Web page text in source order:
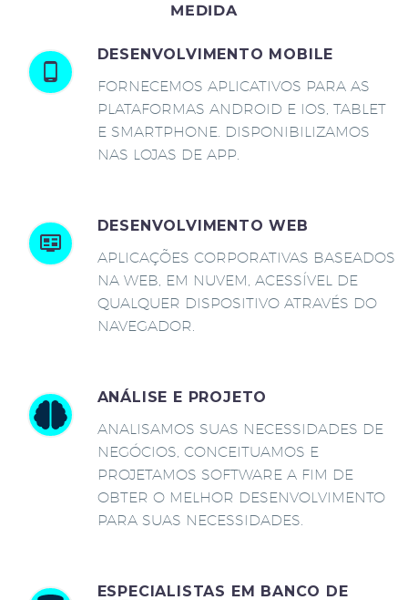
MEDIDA
DESENVOLVIMENTO MOBILE
FORNECEMOS APLICATIVOS PARA AS
PLATAFORMAS ANDROID E IOS, TABLET
E SMARTPHONE. DISPONIBILIZAMOS
NAS LOJAS DE APP.
DESENVOLVIMENTO WEB
APLICAÇÕES CORPORATIVAS BASEADOS
NA WEB, EM NUVEM, ACESSÍVEL DE
QUALQUER DISPOSITIVO ATRAVÉS DO
NAVEGADOR.
ANÁLISE E PROJETO
ANALISAMOS SUAS NECESSIDADES DE
NEGÓCIOS, CONCEITUAMOS E
PROJETAMOS SOFTWARE A FIM DE
OBTER O MELHOR DESENVOLVIMENTO
PARA SUAS NECESSIDADES.
ESPECIALISTAS EM BANCO DE